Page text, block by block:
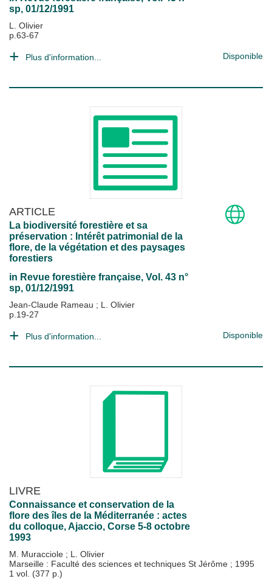
sp, 01/12/1991
L. Olivier
p.63-67
Plus d'information... Disponible
ARTICLE
La biodiversité forestière et sa
préservation : Intérêt patrimonial de la
flore, de la végétation et des paysages
forestiers
in Revue forestière française, Vol. 43 n°
sp, 01/12/1991
Jean-Claude Rameau ; L. Olivier
p.19-27
Plus d'information... Disponible
LIVRE
Connaissance et conservation de la
flore des îles de la Méditerranée : actes
du colloque, Ajaccio, Corse 5-8 octobre
1993
M. Muracciole ; L. Olivier
Marseille : Faculté des sciences et techniques St Jérôme ; 1995
1 vol. (377 p.)